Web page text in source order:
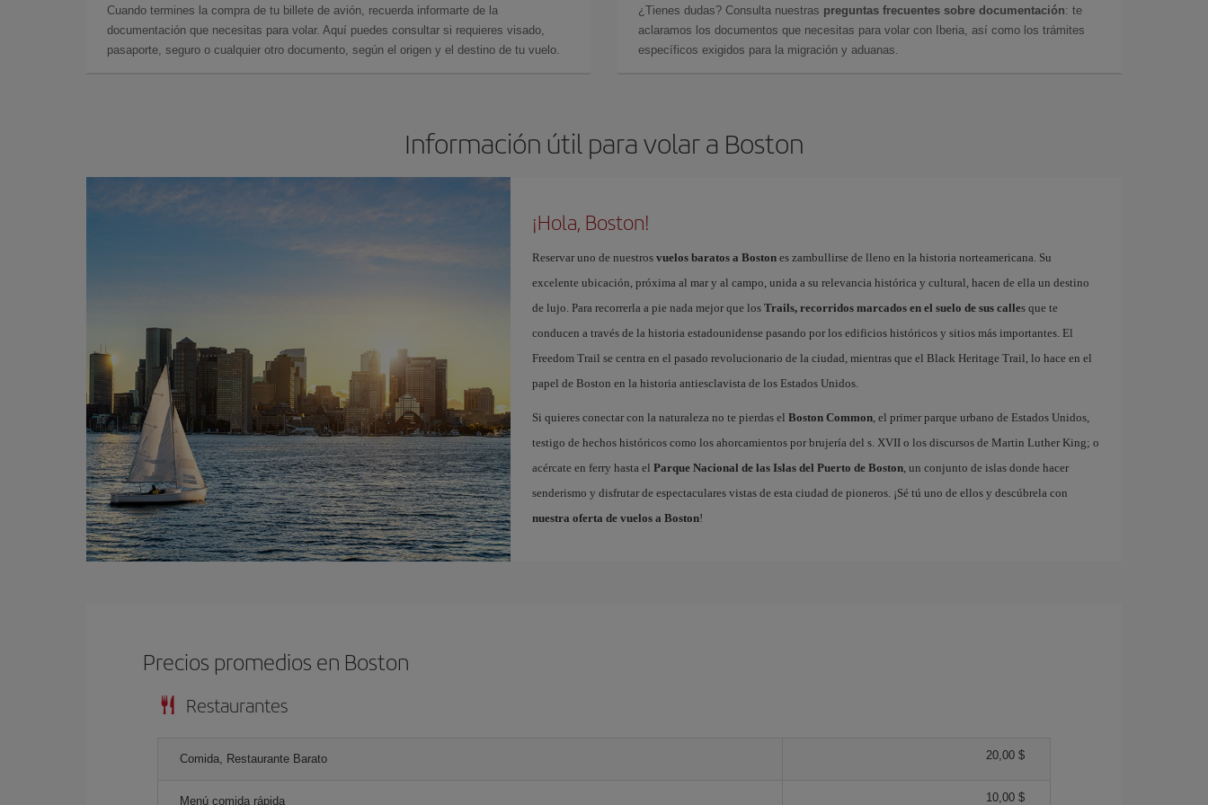
Cuando termines la compra de tu billete de avión, recuerda informarte de la
documentación que necesitas para volar. Aquí puedes consultar si requieres visado,
pasaporte, seguro o cualquier otro documento, según el origen y el destino de tu vuelo.
¿Tienes dudas? Consulta nuestras preguntas frecuentes sobre documentación: te
aclaramos los documentos que necesitas para volar con Iberia, así como los trámites
específicos exigidos para la migración y aduanas.
Información útil para volar a Boston
¡Hola, Boston!
Reservar uno de nuestros vuelos baratos a Bostones zambullirse de lleno en la historia norteamericana. Su
excelente ubicación, próxima al mar y al campo, unida a su relevancia histórica y cultural, hacen de ella un destino
de lujo. Para recorrerla a pie nada mejor que los Trails, recorridos marcados en el suelo de sus calles que te
conducen a través de la historia estadounidense pasando por los edificios históricos y sitios más importantes. El
Freedom Trail se centra en el pasado revolucionario de la ciudad, mientras que el Black Heritage Trail, lo hace en el
papel de Boston en la historia antiesclavista de los Estados Unidos.
Si quieres conectar con la naturaleza no te pierdas el Boston Common, el primer parque urbano de Estados Unidos,
testigo de hechos históricos como los ahorcamientos por brujería del s. XVII o los discursos de Martin Luther King; o
acércate en ferry hasta el Parque Nacional de las Islas del Puerto de Boston, un conjunto de islas donde hacer
senderismo y disfrutar de espectaculares vistas de esta ciudad de pioneros. ¡Sé tú uno de ellos y descúbrela con
nuestra oferta de vuelos a Boston!
Precios promedios en Boston
Restaurantes
Comida, Restaurante Barato 20,00 $
Menú comida rápida 10,00 $